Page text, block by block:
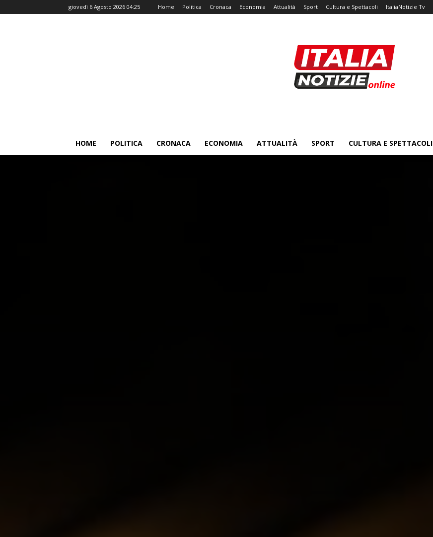
giovedì 6 Agosto 2026 04:25 Home Politica Cronaca Economia Attualità Sport Cultura e Spettacoli ItaliaNotizie Tv
HOME POLITICA CRONACA ECONOMIA ATTUALITÀ SPORT CULTURA E SPETTACOLI